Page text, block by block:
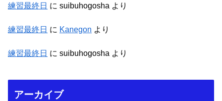
練習最終日 に suibuhogosha より
練習最終日 に Kanegon より
練習最終日 に suibuhogosha より
アーカイブ